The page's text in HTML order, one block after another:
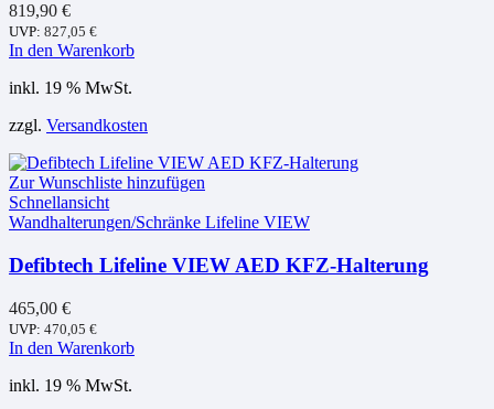
819,90 €
UVP: 827,05 €
In den Warenkorb
inkl. 19 % MwSt.
zzgl. Versandkosten
Zur Wunschliste hinzufügen
Schnellansicht
Wandhalterungen/Schränke Lifeline VIEW
Defibtech Lifeline VIEW AED KFZ-Halterung
465,00 €
UVP: 470,05 €
In den Warenkorb
inkl. 19 % MwSt.